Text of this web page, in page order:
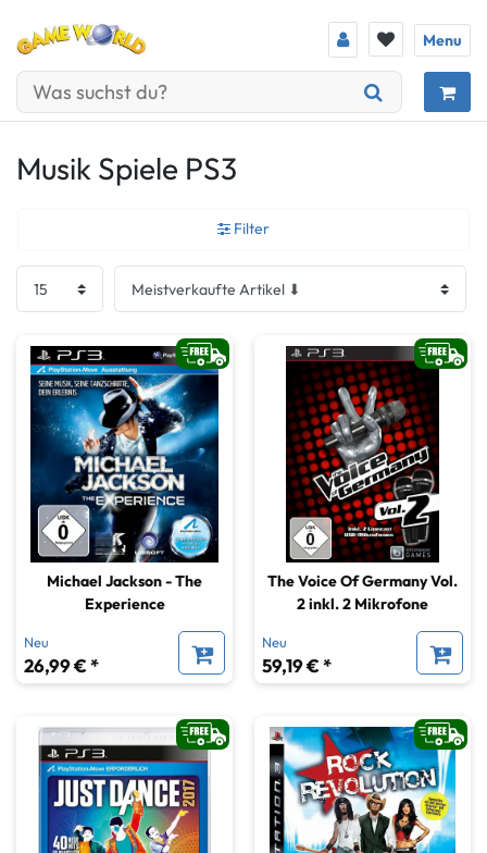
Menu
Musik Spiele PS3
Filter
Michael Jackson - The
Experience
Neu
26,99 € *
The Voice Of Germany Vol.
2 inkl. 2 Mikrofone
Neu
59,19 € *